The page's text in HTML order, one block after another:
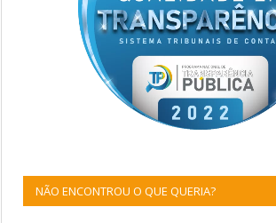
NÃO ENCONTROU O QUE QUERIA?